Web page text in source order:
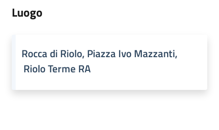
Luogo
Rocca di Riolo, Piazza Ivo Mazzanti,
Riolo Terme RA